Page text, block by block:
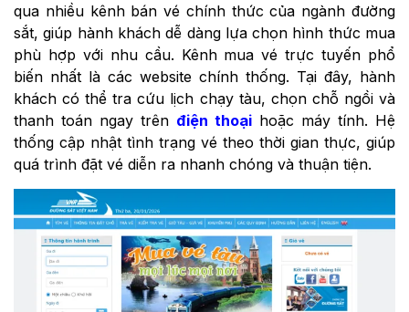
qua nhiều kênh bán vé chính thức của ngành đường
sắt, giúp hành khách dễ dàng lựa chọn hình thức mua
phù hợp với nhu cầu. Kênh mua vé trực tuyến phổ
biến nhất là các website chính thống. Tại đây, hành
khách có thể tra cứu lịch chạy tàu, chọn chỗ ngồi và
thanh toán ngay trên điện thoại hoặc máy tính. Hệ
thống cập nhật tình trạng vé theo thời gian thực, giúp
quá trình đặt vé diễn ra nhanh chóng và thuận tiện.